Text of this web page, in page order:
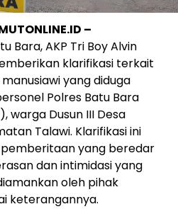
–
Bara, AKP Tri Boy Alvin
klarifikasi terkait
yang diduga
Polres Batu Bara
warga Dusun III Desa
Talawi. Klarifikasi ini
yang beredar
dan intimidasi yang
oleh pihak
keterangannya.